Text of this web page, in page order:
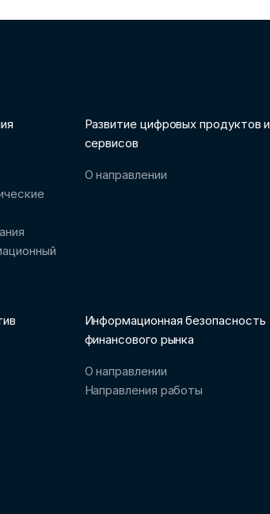
Развитие цифровых продуктов и
сервисов
О направлении
Информационная безопасность
финансового рынка
О направлении
Направления работы